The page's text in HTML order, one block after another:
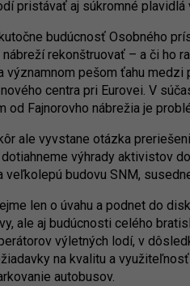
pristávať aj súkromné plavidlá
budúcnosť Osobného
nábreží rekonštruovať – a či ho
významnom pešom ťahu
centra pri Eurovei. V
od Fajnorovho nábrežia je
ale vyvstane otázka
výhrady aktivistov
veľkolepú budovu SNM,
len o úvahu a podnet do
ale aj budúcnosti celého
výletných lodí, v
na kvalitu a
autobusov.